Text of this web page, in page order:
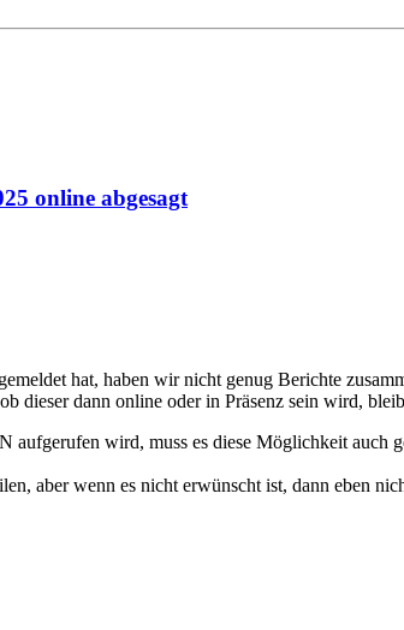
online abgesagt
hat, haben wir nicht genug Berichte
dieser dann online oder in Präsenz sein wird,
aufgerufen wird, muss es diese Möglichkeit
aber wenn es nicht erwünscht ist, dann eben